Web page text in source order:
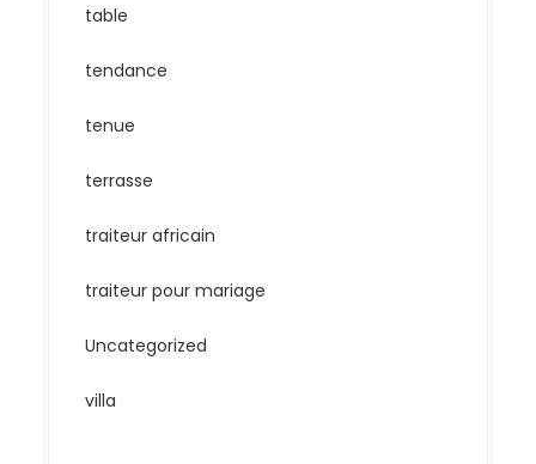
table
tendance
tenue
terrasse
traiteur africain
traiteur pour mariage
Uncategorized
villa